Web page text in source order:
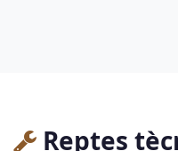
Reptes